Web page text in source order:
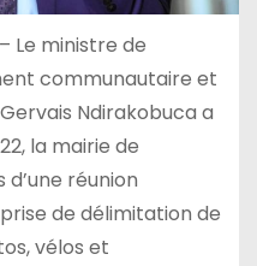
Le ministre de
communautaire et
Ndirakobuca a
la mairie de
réunion
de délimitation de
vélos et